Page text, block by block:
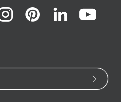
to
our
to
our
to
our
to